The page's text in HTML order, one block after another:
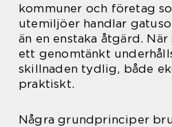
kommuner och företag
utemiljöer handlar
än en enstaka åtgärd.
ett genomtänkt
skillnaden tydlig, både
praktiskt.
Några grundprinciper